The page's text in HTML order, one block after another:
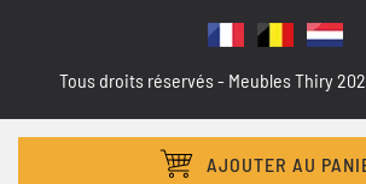
AJOUTER AU
Tous droits réservés - Meubles Thiry